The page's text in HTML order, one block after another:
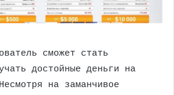
сможет стать
достойные деньги на
на заманчивое